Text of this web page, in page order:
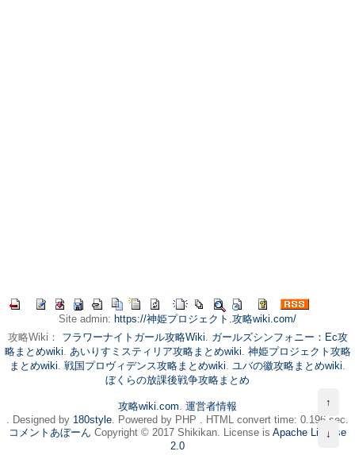
Site admin: https://神姫プロジェクト.攻略wiki.com/
攻略Wiki： フラワーナイトガール攻略Wiki. ガールズシンフォニー：Ec攻
略まとめwiki. あいりすミスティリア攻略まとめwiki. 神姫プロジェクト攻略
まとめwiki. 戦国プロヴィデンス攻略まとめwiki. ユバの徽攻略まとめwiki.
ぼくらの放課後戦争攻略まとめ
攻略wiki.com. 運営者情報
. Designed by 180style. Powered by PHP . HTML convert time: 0.196 sec.
コメントあぼーん Copyright © 2017 Shikikan. License is Apache License
2.0
↑
↓